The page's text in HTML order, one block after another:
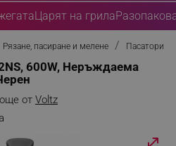
Царят на грила
Рязане, пасиране и мелене Пасатори
600W, Неръждаема
от Voltz